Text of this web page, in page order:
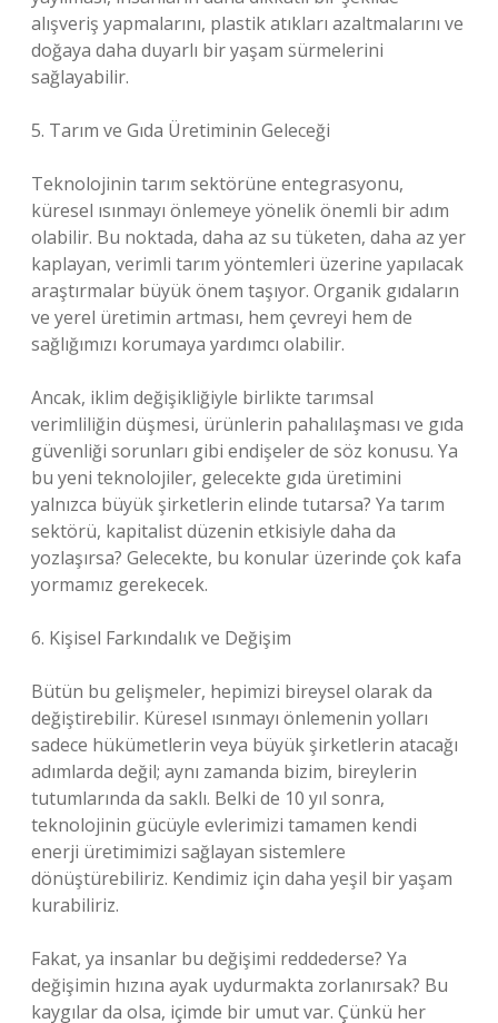
alışveriş yapmalarını, plastik atıkları azaltmalarını ve
doğaya daha duyarlı bir yaşam sürmelerini
sağlayabilir.
5. Tarım ve Gıda Üretiminin Geleceği
Teknolojinin tarım sektörüne entegrasyonu,
küresel ısınmayı önlemeye yönelik önemli bir adım
olabilir. Bu noktada, daha az su tüketen, daha az yer
kaplayan, verimli tarım yöntemleri üzerine yapılacak
araştırmalar büyük önem taşıyor. Organik gıdaların
ve yerel üretimin artması, hem çevreyi hem de
sağlığımızı korumaya yardımcı olabilir.
Ancak, iklim değişikliğiyle birlikte tarımsal
verimliliğin düşmesi, ürünlerin pahalılaşması ve gıda
güvenliği sorunları gibi endişeler de söz konusu. Ya
bu yeni teknolojiler, gelecekte gıda üretimini
yalnızca büyük şirketlerin elinde tutarsa? Ya tarım
sektörü, kapitalist düzenin etkisiyle daha da
yozlaşırsa? Gelecekte, bu konular üzerinde çok kafa
yormamız gerekecek.
6. Kişisel Farkındalık ve Değişim
Bütün bu gelişmeler, hepimizi bireysel olarak da
değiştirebilir. Küresel ısınmayı önlemenin yolları
sadece hükümetlerin veya büyük şirketlerin atacağı
adımlarda değil; aynı zamanda bizim, bireylerin
tutumlarında da saklı. Belki de 10 yıl sonra,
teknolojinin gücüyle evlerimizi tamamen kendi
enerji üretimimizi sağlayan sistemlere
dönüştürebiliriz. Kendimiz için daha yeşil bir yaşam
kurabiliriz.
Fakat, ya insanlar bu değişimi reddederse? Ya
değişimin hızına ayak uydurmakta zorlanırsak? Bu
kaygılar da olsa, içimde bir umut var. Çünkü her